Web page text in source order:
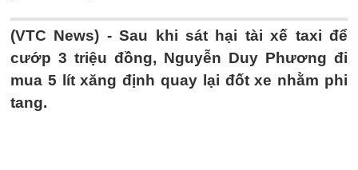
(VTC News) -Sau khi sát hại tài xế taxi để
cướp 3 triệu đồng, Nguyễn Duy Phương đi
mua 5 lít xăng định quay lại đốt xe nhằm phi
tang.